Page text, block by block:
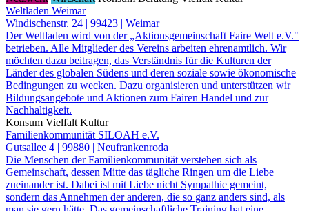
Weltladen Weimar
Windischenstr. 24 | 99423 | Weimar
Der Weltladen wird von der „Aktionsgemeinschaft Faire Welt e.V."
betrieben. Alle Mitglieder des Vereins arbeiten ehrenamtlich. Wir
möchten dazu beitragen, das Verständnis für die Kulturen der
Länder des globalen Südens und deren soziale sowie ökonomische
Bedingungen zu wecken. Dazu organisieren und unterstützen wir
Bildungsangebote und Aktionen zum Fairen Handel und zur
Nachhaltigkeit.
Konsum Vielfalt Kultur
Familienkommunität SILOAH e.V.
Gutsallee 4 | 99880 | Neufrankenroda
Die Menschen der Familienkommunität verstehen sich als
Gemeinschaft, dessen Mitte das tägliche Ringen um die Liebe
zueinander ist. Dabei ist mit Liebe nicht Sympathie gemeint,
sondern das Annehmen der anderen, die so ganz anders sind, als